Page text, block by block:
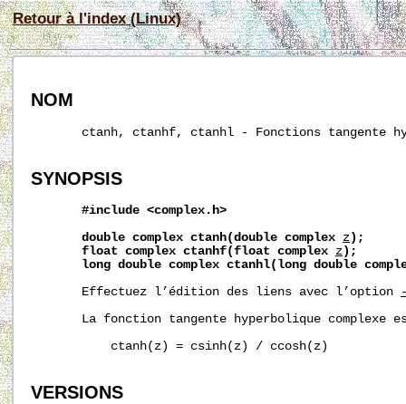
Retour à l'index (Linux)
NOM
ctanh, ctanhf, ctanhl - Fonctions tangente
SYNOPSIS
#include <complex.h>
double complex ctanh(double complex z );
float complex ctanhf(float complex z );
long double complex ctanhl(long double
       Effectuez l’édition des liens avec l’option
La fonction tangente hyperbolique complexe
           ctanh(z) = csinh(z) / ccosh(z)
VERSIONS